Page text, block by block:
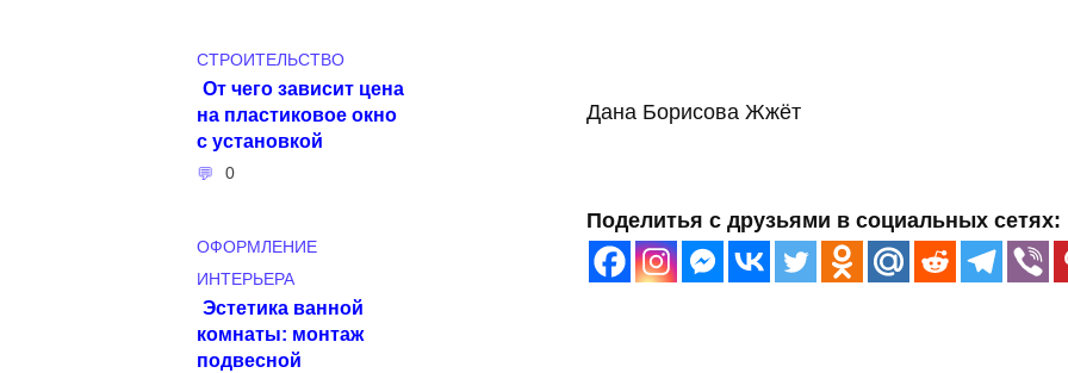
Дана Борисова Жжёт
Поделитья с друзьями в социальных сетях:
СТРОИТЕЛЬСТВО
От чего зависит цена
на пластиковое окно
с установкой
0
ОФОРМЛЕНИЕ
ИНТЕРЬЕРА
Эстетика ванной
комнаты: монтаж
подвесной